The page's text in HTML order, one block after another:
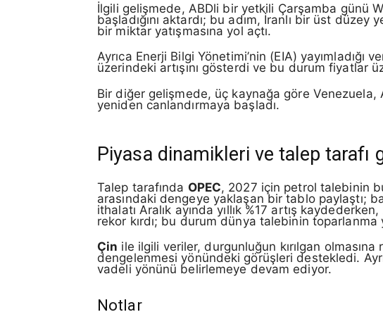
İlgili gelişmede, ABDli bir yetkili Çarşamba günü
başladığını aktardı; bu adım, İranlı bir üst
bir miktar yatışmasına yol açtı.
Ayrıca Enerji Bilgi Yönetimi’nin (EIA)
üzerindeki artışını gösterdi ve bu durum fiyatlar
Bir diğer gelişmede, üç kaynağa göre Venezuela,
yeniden canlandırmaya başladı.
Piyasa dinamikleri ve talep tarafı
Talep tarafında OPEC, 2027 için petrol talebinin
arasındaki dengeye yaklaşan bir tablo paylaştı;
ithalatı Aralık ayında yıllık %17 artış
rekor kırdı; bu durum dünya talebinin toparlanma
Çin ile ilgili veriler, durgunluğun kırılgan
dengelenmesi yönündeki görüşleri destekledi.
vadeli yönünü belirlemeye devam ediyor.
Notlar